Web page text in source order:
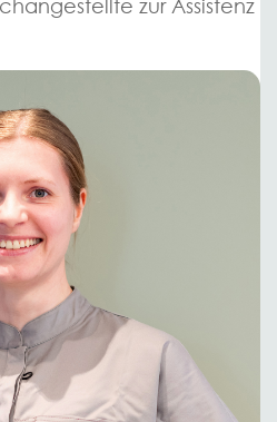
zur Assistenz